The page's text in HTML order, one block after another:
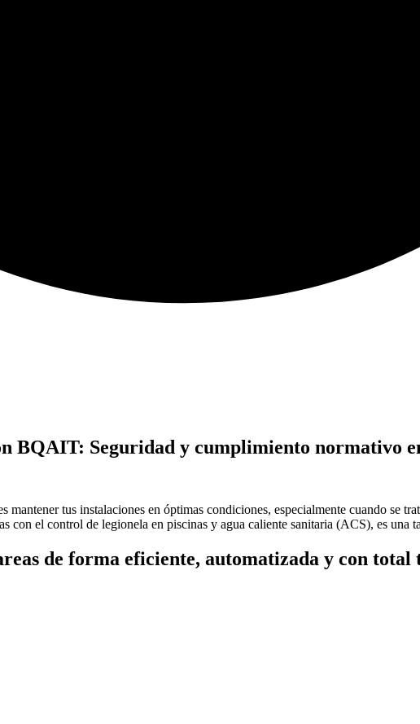
BQAIT: Seguridad y cumplimiento normativo
tus instalaciones en óptimas condiciones, especialmente cuando se
con el control de legionela en piscinas y agua caliente sanitaria (ACS), es una
de forma eficiente, automatizada y con